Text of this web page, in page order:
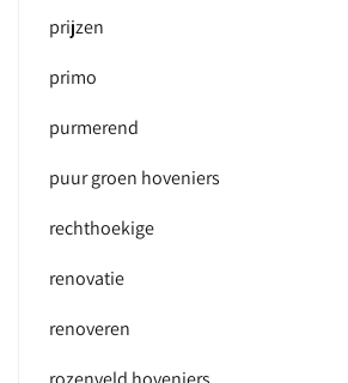
prijzen
primo
purmerend
puur groen hoveniers
rechthoekige
renovatie
renoveren